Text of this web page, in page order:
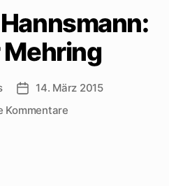
Beitragsdatum
14. März 2015
Kommentarezu